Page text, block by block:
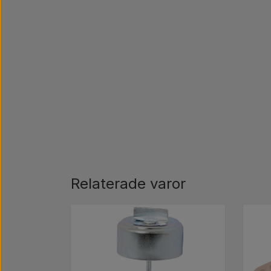
Relaterade varor